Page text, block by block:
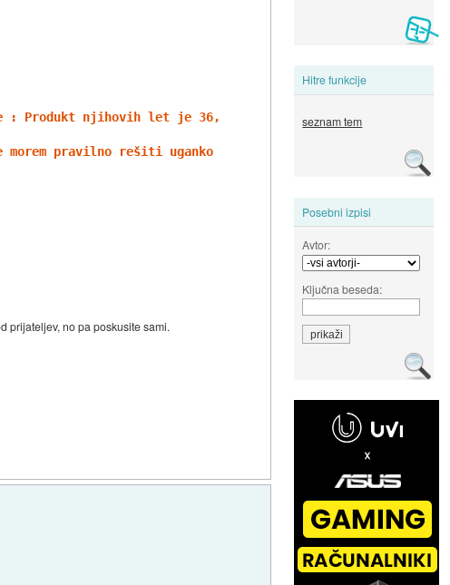
Hitre funkcije
seznam tem
Posebni izpisi
Avtor:
Ključna beseda:
Produkt njihovih let je 36, vsota pa je identična
pravilno rešiti uganko !"
prijateljev, no pa poskusite sami.